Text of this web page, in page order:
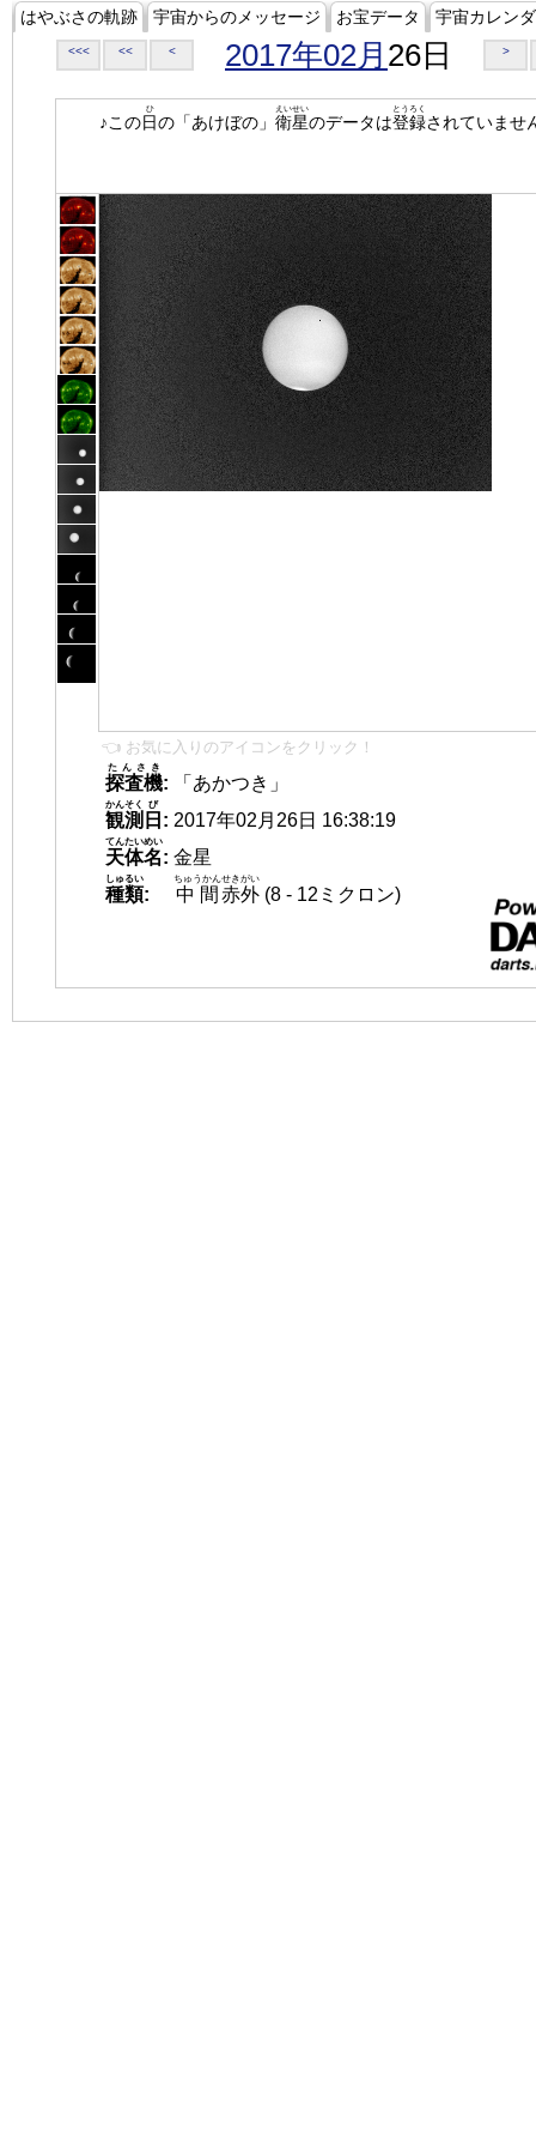
はやぶさの軌跡 宇宙からのメッセージ お宝データ 宇宙カレン
<<< << < 2017年02月 26日 >
♪この日
ひ
の「あけぼの」 衛星
えいせい
のデータは登録
とうろく
されていませ
👈 お気に入りのアイコンをクリック！
探査機
たんさき
:
「あかつき」
観測
かんそく
日
び
: 2017年02月26日 16:38:19
天体名
てんたいめい
: 金星
種類
しゅるい
: 中間
ちゅうかん
赤外
せきがい
(8 - 12ミクロン)